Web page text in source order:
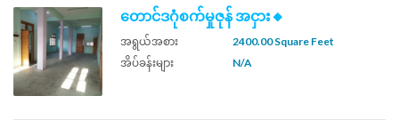
တောင်ဒဂုံစက်မှုဇုန် အငှား🔸
အရွယ်အစား
2400.00 Square Feet
အိပ်ခန်းများ
N/A